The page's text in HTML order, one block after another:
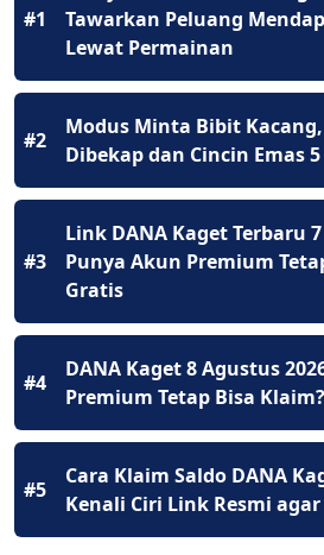
#1
Tawarkan Peluang
Lewat Permainan
#2
Modus Minta Bibit
Dibekap dan Cincin Emas
#3
Link DANA Kaget Terbaru
Punya Akun Premium
Gratis
#4
DANA Kaget 8 Agustus
Premium Tetap Bisa Klaim?
#5
Cara Klaim Saldo DANA
Kenali Ciri Link Resmi